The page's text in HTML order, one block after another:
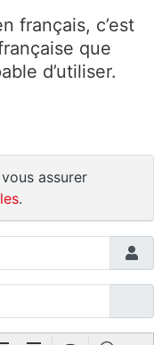
français, c’est
que
d’utiliser.
assurer
.